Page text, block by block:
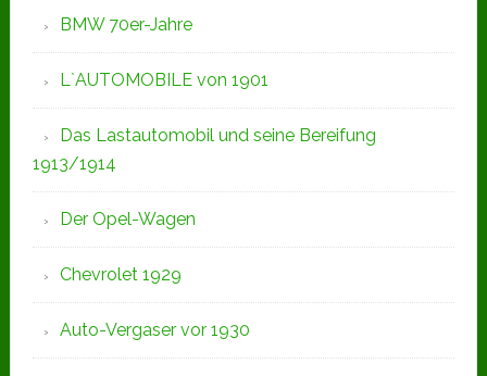
BMW 70er-Jahre
L`AUTOMOBILE von 1901
Das Lastautomobil und seine Bereifung
1913/1914
Der Opel-Wagen
Chevrolet 1929
Auto-Vergaser vor 1930